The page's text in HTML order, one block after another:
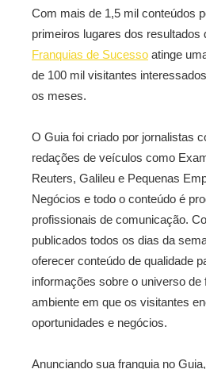
Com mais de 1,5 mil conteúdos
primeiros lugares dos resultados
Franquias de Sucesso atinge
de 100 mil visitantes
os meses.
O Guia foi criado por jornalistas
redações de veículos como
Reuters, Galileu e Pequenas
Negócios e todo o conteúdo é
profissionais de comunicação.
publicados todos os dias da
oferecer conteúdo de qualidade
informações sobre o universo de
ambiente em que os visitantes
oportunidades e negócios.
Anunciando sua franquia no